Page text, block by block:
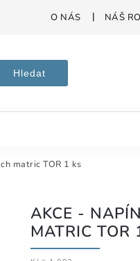
O NÁS NÁŠ
Hledat
matric TOR 1 ks
AKCE -
MATRIC TOR